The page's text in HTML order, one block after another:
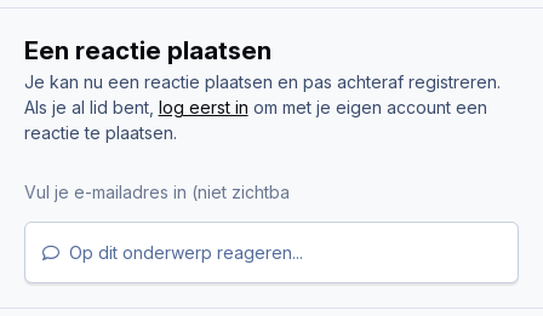
Een reactie plaatsen
Je kan nu een reactie plaatsen en pas achteraf registreren.
Als je al lid bent, log eerst in om met je eigen account een
reactie te plaatsen.
Op dit onderwerp reageren...